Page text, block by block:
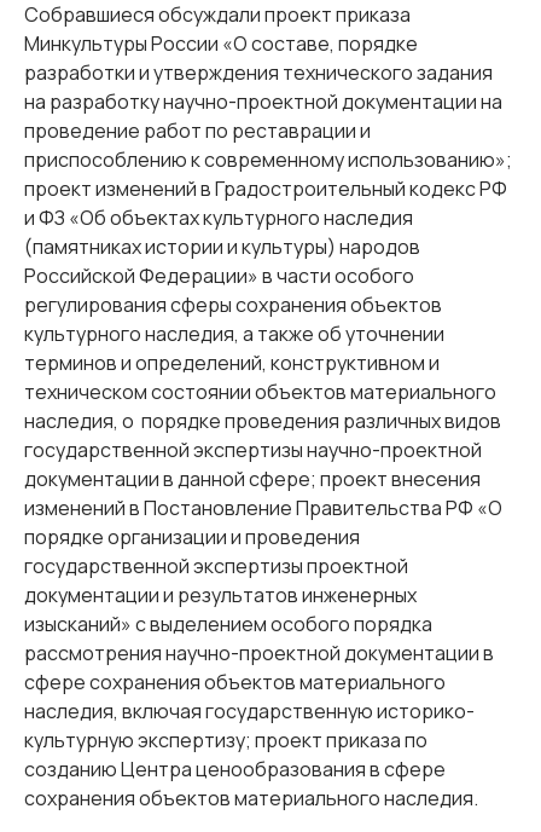
Собравшиеся обсуждали проект приказа
Минкультуры России «О составе, порядке
разработки и утверждения технического задания
на разработку научно-проектной документации на
проведение работ по реставрации и
приспособлению к современному использованию»;
проект изменений в Градостроительный кодекс РФ
и ФЗ «Об объектах культурного наследия
(памятниках истории и культуры) народов
Российской Федерации» в части особого
регулирования сферы сохранения объектов
культурного наследия, а также об уточнении
терминов и определений, конструктивном и
техническом состоянии объектов материального
наследия, о порядке проведения различных видов
государственной экспертизы научно-проектной
документации в данной сфере; проект внесения
изменений в Постановление Правительства РФ «О
порядке организации и проведения
государственной экспертизы проектной
документации и результатов инженерных
изысканий» с выделением особого порядка
рассмотрения научно-проектной документации в
сфере сохранения объектов материального
наследия, включая государственную историко-
культурную экспертизу; проект приказа по
созданию Центра ценообразования в сфере
сохранения объектов материального наследия.